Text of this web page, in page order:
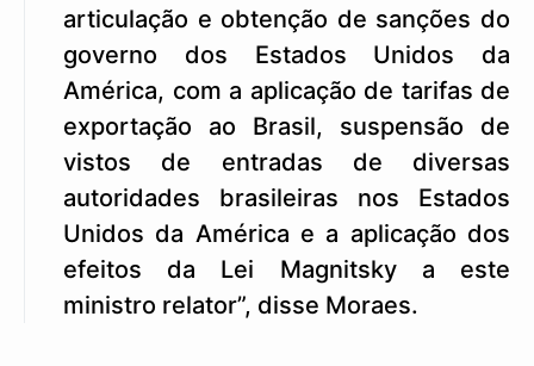
articulação e obtenção de sanções do
governo dos Estados Unidos da
América, com a aplicação de tarifas de
exportação ao Brasil, suspensão de
vistos de entradas de diversas
autoridades brasileiras nos Estados
Unidos da América e a aplicação dos
efeitos da Lei Magnitsky a este
ministro relator”, disse Moraes.